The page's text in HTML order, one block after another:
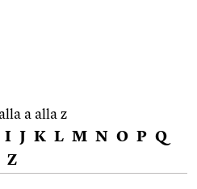
a alla z
I J K L M N O P Q
Z